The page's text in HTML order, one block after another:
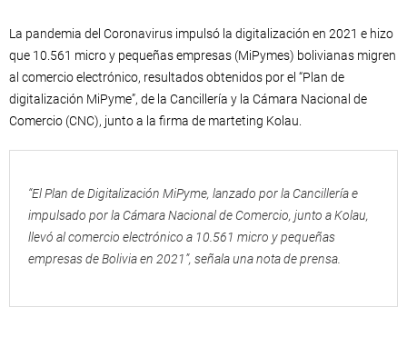
La pandemia del Coronavirus impulsó la digitalización en 2021 e hizo
que 10.561 micro y pequeñas empresas (MiPymes) bolivianas migren
al comercio electrónico, resultados obtenidos por el “Plan de
digitalización MiPyme”, de la Cancillería y la Cámara Nacional de
Comercio (CNC), junto a la firma de marteting Kolau.
“El Plan de Digitalización MiPyme, lanzado por la Cancillería e
impulsado por la Cámara Nacional de Comercio, junto a Kolau,
llevó al comercio electrónico a 10.561 micro y pequeñas
empresas de Bolivia en 2021”, señala una nota de prensa.